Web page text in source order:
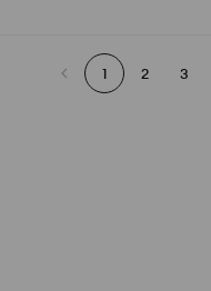
1 2 3